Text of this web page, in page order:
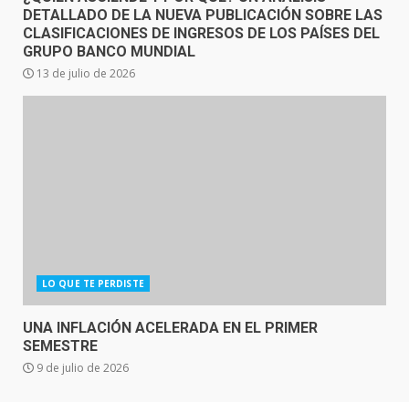
DETALLADO DE LA NUEVA PUBLICACIÓN SOBRE LAS
CLASIFICACIONES DE INGRESOS DE LOS PAÍSES DEL
GRUPO BANCO MUNDIAL
13 de julio de 2026
LO QUE TE PERDISTE
UNA INFLACIÓN ACELERADA EN EL PRIMER
SEMESTRE
9 de julio de 2026